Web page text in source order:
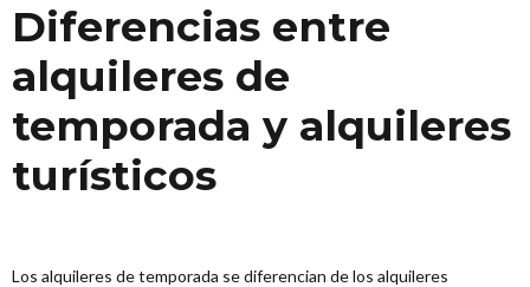
Diferencias entre
alquileres de
temporada y alquileres
turísticos
Los alquileres de temporada se diferencian de los alquileres